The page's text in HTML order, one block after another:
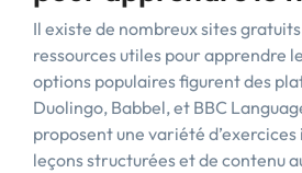
Il existe de nombreux sites
ressources utiles pour apprendre
options populaires figurent des
Duolingo, Babbel, et BBC
proposent une variété
leçons structurées et de contenu